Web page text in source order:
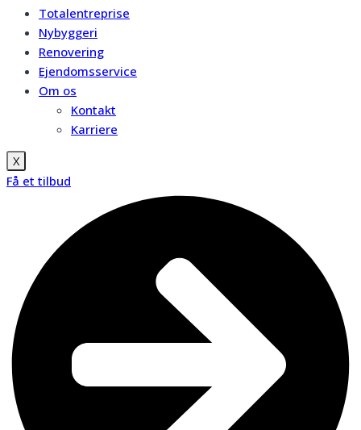
Totalentreprise
Nybyggeri
Renovering
Ejendomsservice
Om os
Kontakt
Karriere
X
Få et tilbud